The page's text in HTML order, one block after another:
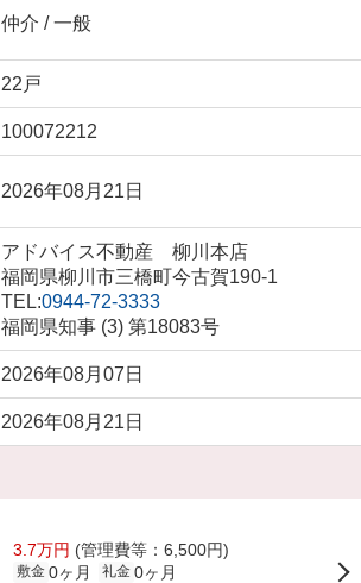
仲介 / 一般
22戸
100072212
2026年08月21日
アドバイス不動産 柳川本店
福岡県柳川市三橋町今古賀190-1
TEL:0944-72-3333
福岡県知事 (3) 第18083号
2026年08月07日
2026年08月21日
3.7万円 (管理費等：6,500円)
敷金 0ヶ月 礼金 0ヶ月